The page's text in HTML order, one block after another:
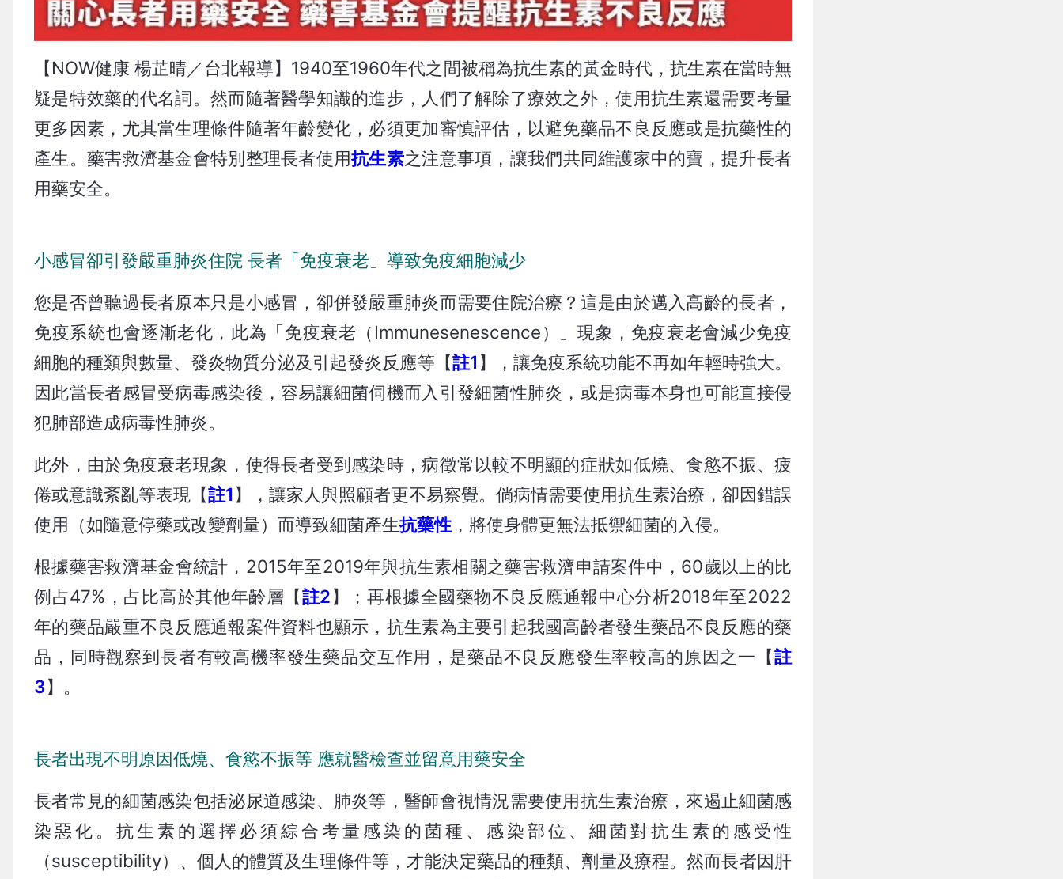
【NOW健康 楊芷晴／台北報導】1940至1960年代之間被稱為抗生素的黃金時代，抗生素在當時無
疑是特效藥的代名詞。然而隨著醫學知識的進步，人們了解除了療效之外，使用抗生素還需要考量
更多因素，尤其當生理條件隨著年齡變化，必須更加審慎評估，以避免藥品不良反應或是抗藥性的
產生。藥害救濟基金會特別整理長者使用抗生素之注意事項，讓我們共同維護家中的寶，提升長者
用藥安全。
小感冒卻引發嚴重肺炎住院 長者「免疫衰老」導致免疫細胞減少
您是否曾聽過長者原本只是小感冒，卻併發嚴重肺炎而需要住院治療？這是由於邁入高齡的長者，
免疫系統也會逐漸老化，此為「免疫衰老（Immunesenescence）」現象，免疫衰老會減少免疫
細胞的種類與數量、發炎物質分泌及引起發炎反應等【註1 】，讓免疫系統功能不再如年輕時強大。
因此當長者感冒受病毒感染後，容易讓細菌伺機而入引發細菌性肺炎，或是病毒本身也可能直接侵
犯肺部造成病毒性肺炎。
此外，由於免疫衰老現象，使得長者受到感染時，病徵常以較不明顯的症狀如低燒、食慾不振、疲
倦或意識紊亂等表現【註1 】，讓家人與照顧者更不易察覺。倘病情需要使用抗生素治療，卻因錯誤
使用（如隨意停藥或改變劑量）而導致細菌產生抗藥性 ，將使身體更無法抵禦細菌的入侵。
根據藥害救濟基金會統計，2015年至2019年與抗生素相關之藥害救濟申請案件中，60歲以上的比
例占47%，占比高於其他年齡層【註2】；再根據全國藥物不良反應通報中心分析2018年至2022
年的藥品嚴重不良反應通報案件資料也顯示，抗生素為主要引起我國高齡者發生藥品不良反應的藥
品，同時觀察到長者有較高機率發生藥品交互作用，是藥品不良反應發生率較高的原因之一【註
3】。
長者出現不明原因低燒、食慾不振等 應就醫檢查並留意用藥安全
長者常見的細菌感染包括泌尿道感染、肺炎等，醫師會視情況需要使用抗生素治療，來遏止細菌感
染惡化。抗生素的選擇必須綜合考量感染的菌種、感染部位、細菌對抗生素的感受性
（susceptibility）、個人的體質及生理條件等，才能決定藥品的種類、劑量及療程。然而長者因肝